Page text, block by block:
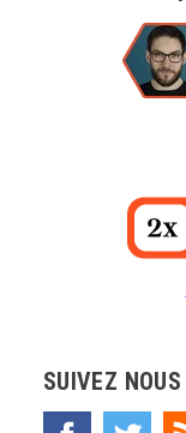
SUIVEZ NOUS
Facebook